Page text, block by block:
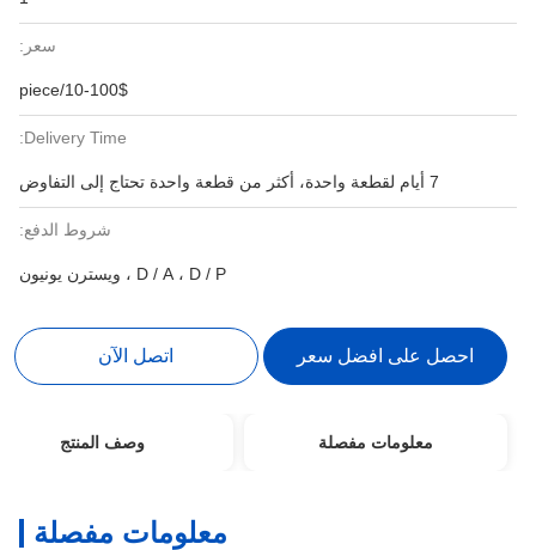
سعر:
10-100$/piece
Delivery Time:
شروط الدفع:
D / A ، D / P ، ويسترن يونيون
احصل على افضل سعر اتصل الآن
معلومات مفصلة وصف المنتج
معلومات مفصلة